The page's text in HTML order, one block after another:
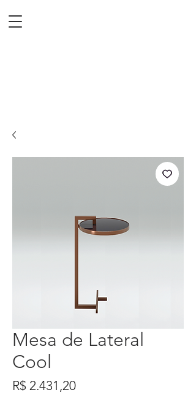
Mesa de Lateral
Cool
R$ 2.431,20Preço